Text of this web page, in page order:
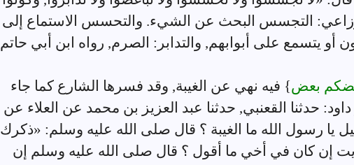
التجسس البحث عن الشيء. والتحسس الاستماع إلى
أو يتسمع على أبوابهم, والتدابر: الصرم, رواه ابن أبي حاتم
بعض} فيه نهي عن الغيبة, وقد فسرها الشارع كما جاء
حدثنا القعنبي, حدثنا عبد العزيز بن محمد عن العلاء عن
يا رسول الله ما الغيبة ؟ قال صلى الله عليه وسلم: «ذكرك
إن كان في أخي ما أقول ؟ قال صلى الله عليه وسلم إن